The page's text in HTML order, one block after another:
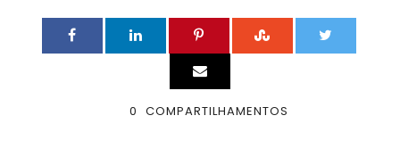
0 COMPARTILHAMENTOS